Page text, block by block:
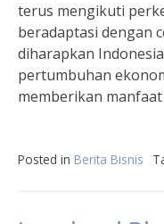
terus mengikuti
beradaptasi dengan
diharapkan
pertumbuhan
memberikan
Posted in Berita Bisnis